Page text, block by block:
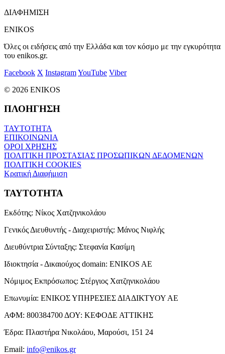
ΔΙΑΦΗΜΙΣΗ
ENIKOS
Όλες οι ειδήσεις από την Ελλάδα και τον κόσμο με την εγκυρότητα
του enikos.gr.
Facebook X InstagramYouTube Viber
© 2026 ENIKOS
ΠΛΟΗΓΗΣΗ
ΤΑΥΤΟΤΗΤΑ
ΕΠΙΚΟΙΝΩΝΙΑ
ΟΡΟΙ ΧΡΗΣΗΣ
ΠΟΛΙΤΙΚΗ ΠΡΟΣΤΑΣΙΑΣ ΠΡΟΣΩΠΙΚΩΝ ΔΕΔΟΜΕΝΩΝ
ΠΟΛΙΤΙΚΗ COOKIES
Κρατική Διαφήμιση
ΤΑΥΤΟΤΗΤΑ
Εκδότης: Νίκος Χατζηνικολάου
Γενικός Διευθυντής - Διαχειριστής: Μάνος Νιφλής
Διευθύντρια Σύνταξης: Στεφανία Κασίμη
Ιδιοκτησία - Δικαιούχος domain: ENIKOS AE
Νόμιμος Εκπρόσωπος: Στέργιος Χατζηνικολάου
Επωνυμία: ΕΝΙΚΟΣ ΥΠΗΡΕΣΙΕΣ ΔΙΑΔΙΚΤΥΟΥ ΑΕ
ΑΦΜ: 800384700 ΔΟΥ: ΚΕΦΟΔΕ ΑΤΤΙΚΗΣ
Έδρα: Πλαστήρα Νικολάου, Μαρούσι, 151 24
Email: info@enikos.gr